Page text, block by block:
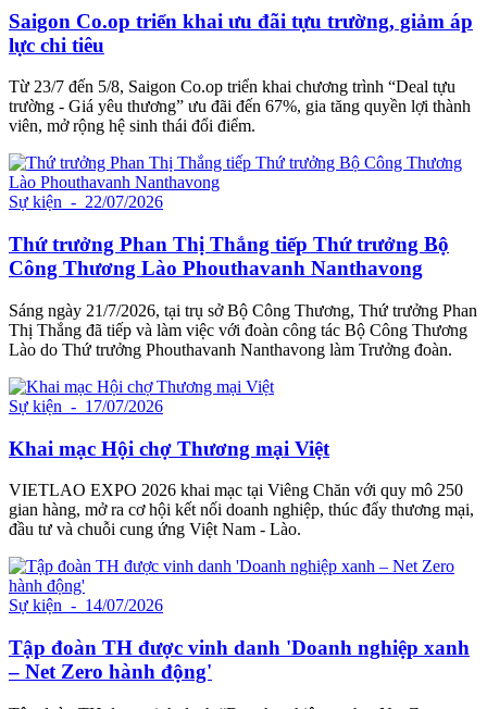
Saigon Co.op triển khai ưu đãi tựu trường, giảm áp
lực chi tiêu
Từ 23/7 đến 5/8, Saigon Co.op triển khai chương trình “Deal tựu
trường - Giá yêu thương” ưu đãi đến 67%, gia tăng quyền lợi thành
viên, mở rộng hệ sinh thái đổi điểm.
Sự kiện - 22/07/2026
Thứ trưởng Phan Thị Thắng tiếp Thứ trưởng Bộ
Công Thương Lào Phouthavanh Nanthavong
Sáng ngày 21/7/2026, tại trụ sở Bộ Công Thương, Thứ trưởng Phan
Thị Thắng đã tiếp và làm việc với đoàn công tác Bộ Công Thương
Lào do Thứ trưởng Phouthavanh Nanthavong làm Trưởng đoàn.
Sự kiện - 17/07/2026
Khai mạc Hội chợ Thương mại Việt
VIETLAO EXPO 2026 khai mạc tại Viêng Chăn với quy mô 250
gian hàng, mở ra cơ hội kết nối doanh nghiệp, thúc đẩy thương mại,
đầu tư và chuỗi cung ứng Việt Nam - Lào.
Sự kiện - 14/07/2026
Tập đoàn TH được vinh danh 'Doanh nghiệp xanh
– Net Zero hành động'